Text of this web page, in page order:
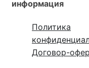
информация
Политика
Договор-